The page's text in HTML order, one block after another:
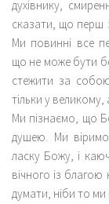
духівнику,
сказати, що перш
Ми повинні все
що не може бути
стежити за
тільки у великому,
Ми пізнаємо, що
душею. Ми
ласку Божу, і
вічного із
думати, ніби то